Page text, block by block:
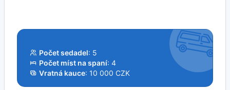
Počet sedadel: 5
Počet míst na spaní: 4
Vratná kauce: 10 000 CZK